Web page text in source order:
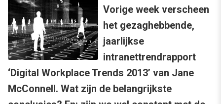
Vorige week verscheen
het gezaghebbende,
jaarlijkse
intranettrendrapport
‘Digital Workplace Trends 2013’ van Jane
McConnell. Wat zijn de belangrijkste